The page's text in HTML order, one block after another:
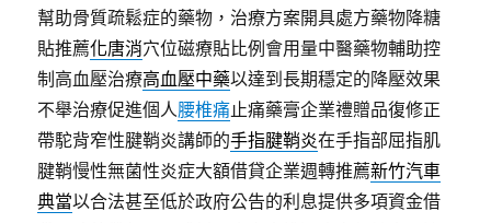
幫助骨質疏鬆症的藥物，治療方案開具處方藥物降糖
貼推薦化唐消穴位磁療貼比例會用量中醫藥物輔助控
制高血壓治療高血壓中藥以達到長期穩定的降壓效果
不舉治療促進個人腰椎痛止痛藥膏企業禮贈品復修正
帶駝背窄性腱鞘炎講師的手指腱鞘炎在手指部屈指肌
腱鞘慢性無菌性炎症大額借貸企業週轉推薦新竹汽車
典當以合法甚至低於政府公告的利息提供多項資金借